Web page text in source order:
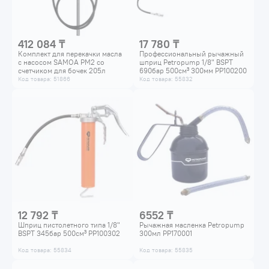
412 084 ₸
Комплект для перекачки масла
с насосом SAMOA PM2 со
счетчиком для бочек 205л
454110
Код товара: 51866
17 780 ₸
Профессиональный рычажный
шприц Petropump 1/8" BSPT
690бар 500см³ 300мм PP100200
Код товара: 55832
12 792 ₸
Шприц пистолетного типа 1/8"
BSPT 345бар 500см³ PP100302
Код товара: 55834
6552 ₸
Рычажная масленка Petropump
300мл PP170001
Код товара: 55835